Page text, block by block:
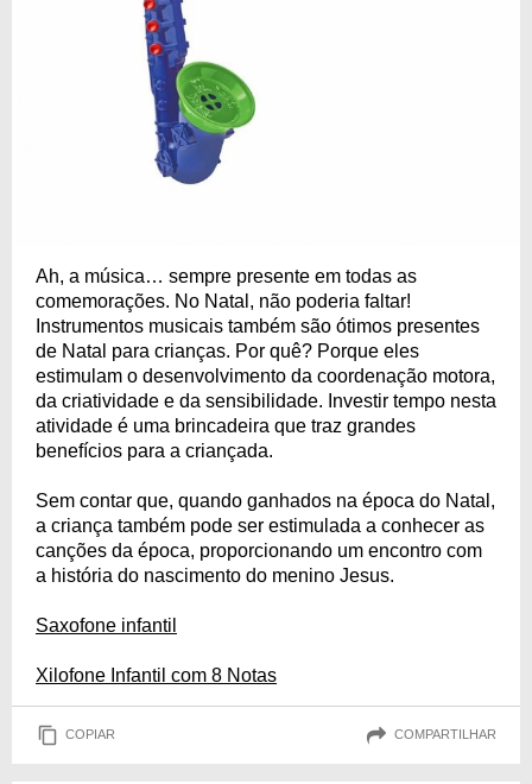
Ah, a música… sempre presente em todas as
comemorações. No Natal, não poderia faltar!
Instrumentos musicais também são ótimos presentes
de Natal para crianças. Por quê? Porque eles
estimulam o desenvolvimento da coordenação motora,
da criatividade e da sensibilidade. Investir tempo nesta
atividade é uma brincadeira que traz grandes
benefícios para a criançada.
Sem contar que, quando ganhados na época do Natal,
a criança também pode ser estimulada a conhecer as
canções da época, proporcionando um encontro com
a história do nascimento do menino Jesus.
Saxofone infantil
Xilofone Infantil com 8 Notas
COPIAR COMPARTILHAR